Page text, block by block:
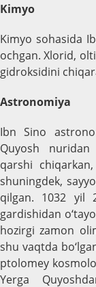
Kimyo
Kimyo sohasida
ochgan. Xlorid,
gidroksidini
Astronomiya
Ibn Sino
Quyosh nuridan
qarshi
shuningdek,
qilgan. 1032 yil
gardishidan
hozirgi zamon
shu vaqtda
ptolomey
Yerga